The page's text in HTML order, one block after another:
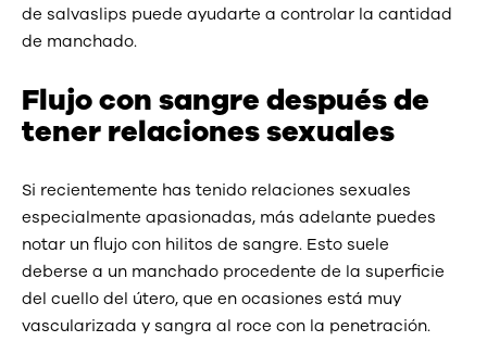
de salvaslips puede ayudarte a controlar la cantidad
de manchado.
Flujo con sangre después de
tener relaciones sexuales
Si recientemente has tenido relaciones sexuales
especialmente apasionadas, más adelante puedes
notar un flujo con hilitos de sangre. Esto suele
deberse a un manchado procedente de la superficie
del cuello del útero, que en ocasiones está muy
vascularizada y sangra al roce con la penetración.